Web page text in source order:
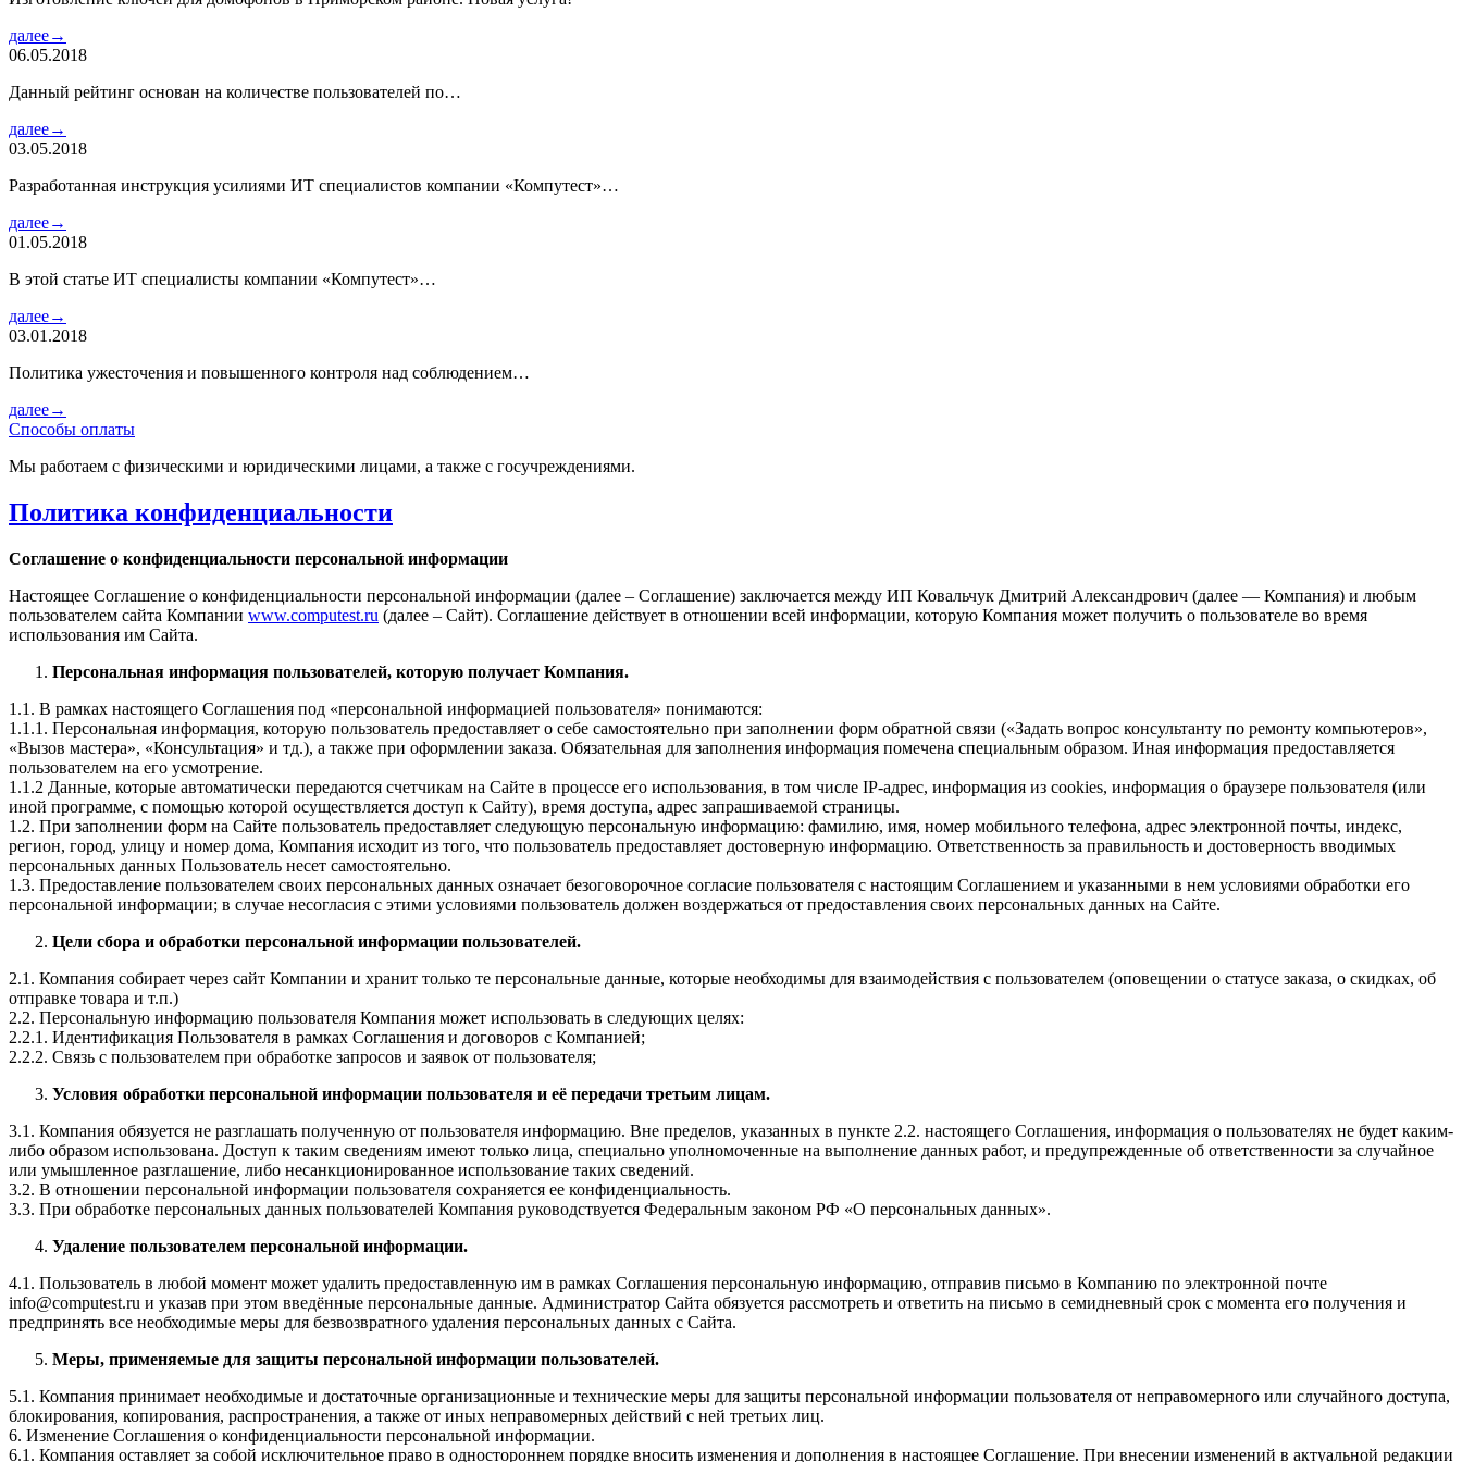
далее→
06.05.2018
Данный рейтинг основан на количестве пользователей по…
далее→
03.05.2018
Разработанная инструкция усилиями ИТ специалистов компании «Компутест»…
далее→
01.05.2018
В этой статье ИТ специалисты компании «Компутест»…
далее→
03.01.2018
Политика ужесточения и повышенного контроля над соблюдением…
далее→
Способы оплаты
Мы работаем с физическими и юридическими лицами, а также с госучреждениями.
Политика конфиденциальности
Соглашение о конфиденциальности персональной информации
Настоящее Соглашение о конфиденциальности персональной информации (далее – Соглашение) заключается между ИП Ковальчук Дмитрий Александрович (далее — Компания) и любым
пользователем сайта Компании www.computest.ru (далее – Сайт). Соглашение действует в отношении всей информации, которую Компания может получить о пользователе во время
использования им Сайта.
Персональная информация пользователей, которую получает Компания.
1.1. В рамках настоящего Соглашения под «персональной информацией пользователя» понимаются:
1.1.1. Персональная информация, которую пользователь предоставляет о себе самостоятельно при заполнении форм обратной связи («Задать вопрос консультанту по ремонту компьютеров»,
«Вызов мастера», «Консультация» и тд.), а также при оформлении заказа. Обязательная для заполнения информация помечена специальным образом. Иная информация предоставляется
пользователем на его усмотрение.
1.1.2 Данные, которые автоматически передаются счетчикам на Сайте в процессе его использования, в том числе IP-адрес, информация из cookies, информация о браузере пользователя (или
иной программе, с помощью которой осуществляется доступ к Сайту), время доступа, адрес запрашиваемой страницы.
1.2. При заполнении форм на Сайте пользователь предоставляет следующую персональную информацию: фамилию, имя, номер мобильного телефона, адрес электронной почты, индекс,
регион, город, улицу и номер дома, Компания исходит из того, что пользователь предоставляет достоверную информацию. Ответственность за правильность и достоверность вводимых
персональных данных Пользователь несет самостоятельно.
1.3. Предоставление пользователем своих персональных данных означает безоговорочное согласие пользователя с настоящим Соглашением и указанными в нем условиями обработки его
персональной информации; в случае несогласия с этими условиями пользователь должен воздержаться от предоставления своих персональных данных на Сайте.
Цели сбора и обработки персональной информации пользователей.
2.1. Компания собирает через сайт Компании и хранит только те персональные данные, которые необходимы для взаимодействия с пользователем (оповещении о статусе заказа, о скидках, об
отправке товара и т.п.)
2.2. Персональную информацию пользователя Компания может использовать в следующих целях:
2.2.1. Идентификация Пользователя в рамках Соглашения и договоров с Компанией;
2.2.2. Связь с пользователем при обработке запросов и заявок от пользователя;
Условия обработки персональной информации пользователя и её передачи третьим лицам.
3.1. Компания обязуется не разглашать полученную от пользователя информацию. Вне пределов, указанных в пункте 2.2. настоящего Соглашения, информация о пользователях не будет каким-
либо образом использована. Доступ к таким сведениям имеют только лица, специально уполномоченные на выполнение данных работ, и предупрежденные об ответственности за случайное
или умышленное разглашение, либо несанкционированное использование таких сведений.
3.2. В отношении персональной информации пользователя сохраняется ее конфиденциальность.
3.3. При обработке персональных данных пользователей Компания руководствуется Федеральным законом РФ «О персональных данных».
Удаление пользователем персональной информации.
4.1. Пользователь в любой момент может удалить предоставленную им в рамках Соглашения персональную информацию, отправив письмо в Компанию по электронной почте
info@computest.ru и указав при этом введённые персональные данные. Администратор Сайта обязуется рассмотреть и ответить на письмо в семидневный срок с момента его получения и
предпринять все необходимые меры для безвозвратного удаления персональных данных с Сайта.
Меры, применяемые для защиты персональной информации пользователей.
5.1. Компания принимает необходимые и достаточные организационные и технические меры для защиты персональной информации пользователя от неправомерного или случайного доступа,
блокирования, копирования, распространения, а также от иных неправомерных действий с ней третьих лиц.
6. Изменение Соглашения о конфиденциальности персональной информации.
6.1. Компания оставляет за собой исключительное право в одностороннем порядке вносить изменения и дополнения в настоящее Соглашение. При внесении изменений в актуальной редакции